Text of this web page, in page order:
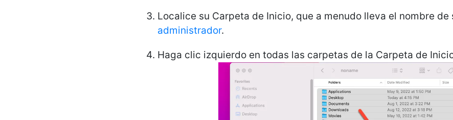
Localice su Carpeta de Inicio, que a menudo lleva el nombre de
administrador.
Haga clic izquierdo en todas las carpetas de la Carpeta de